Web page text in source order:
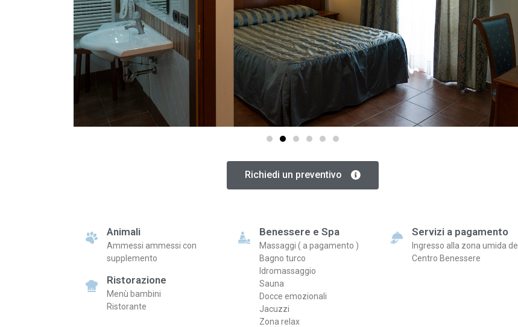
Richiedi un preventivo
Animali
Ammessi ammessi con
supplemento
Ristorazione
Menù bambini
Ristorante
Benessere e Spa
Massaggi ( a pagamento )
Bagno turco
Idromassaggio
Sauna
Docce emozionali
Jacuzzi
Zona relax
Servizi a pagamento
Ingresso alla zona umida del
Centro Benessere